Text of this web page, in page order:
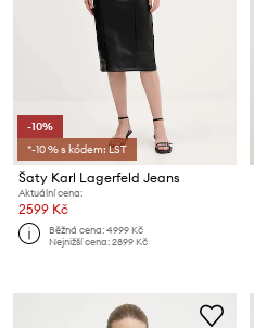
-10%
*-10 % s kódem: LST
Šaty Karl Lagerfeld Jeans
Aktuální cena:
2599 Kč
Běžná cena:4999 Kč
Nejnižší cena:2899 Kč